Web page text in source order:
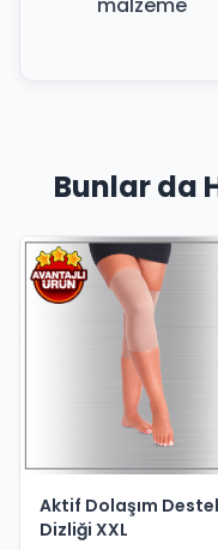
Bunlar da
Aktif Dolaşım
Dizliği XXL